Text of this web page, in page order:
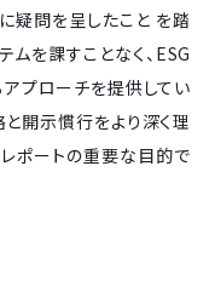
疑問を呈したこと を踏
ムを課すことなく、ESG
プローチを提供してい
と開示慣行をより深く理
ポートの重要な目的で